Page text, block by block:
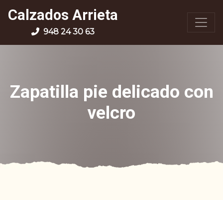
Calzados Arrieta
948 24 30 63
Zapatilla pie delicado con
velcro